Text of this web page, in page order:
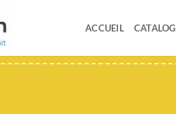
ACCUEIL